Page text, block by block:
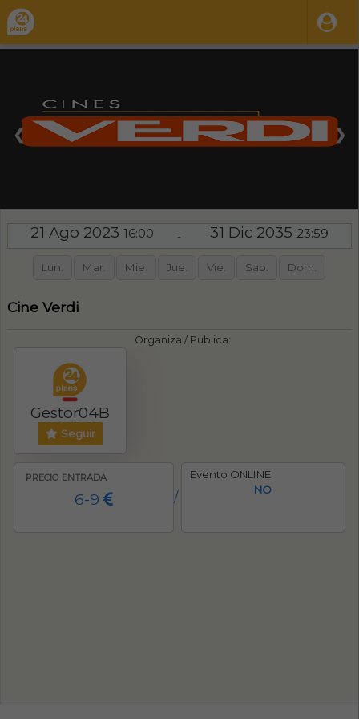
❮ ❯
21 Ago 202316:00 - 31 Dic 2035 23:59
Lun. Mar. Mie. Jue. Vie. Sab. Dom.
Cine Verdi
Organiza / Publica:
Gestor04B
Seguir
PRECIO ENTRADA
6-9 /
Evento ONLINE
NO